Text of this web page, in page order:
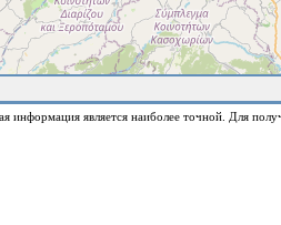
информация является наиболее точной. Для